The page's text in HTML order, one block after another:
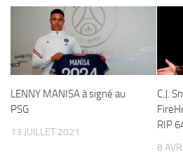
LENNY MANISA à signé au
PSG
13 JUILLET 2021
C.J.
RIP
8